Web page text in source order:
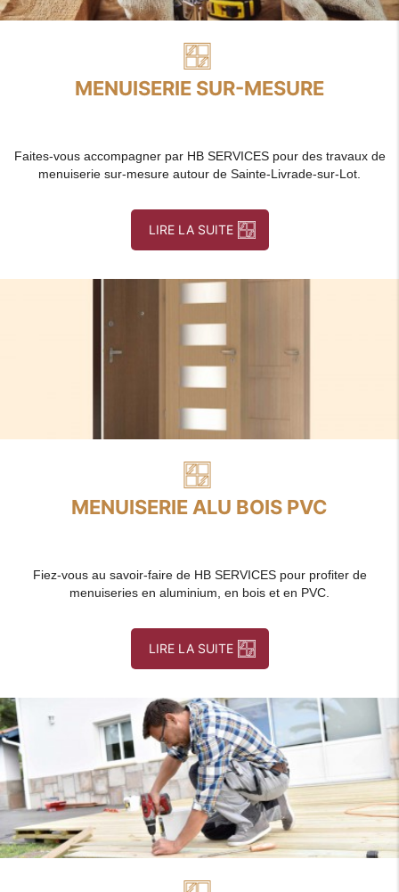
MENUISERIE SUR-MESURE
Faites-vous accompagner par HB SERVICES pour des travaux de
menuiserie sur-mesure autour de Sainte-Livrade-sur-Lot.
LIRE LA SUITE
MENUISERIE ALU BOIS PVC
Fiez-vous au savoir-faire de HB SERVICES pour profiter de
menuiseries en aluminium, en bois et en PVC.
LIRE LA SUITE